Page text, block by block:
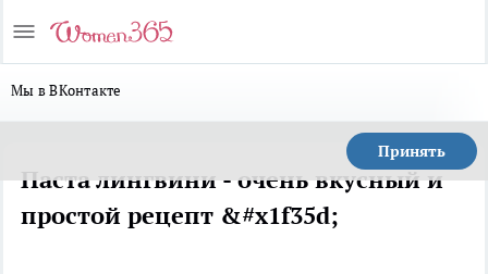
Мы в ВКонтакте
Принять
Паста лингвини - очень вкусный и
простой рецепт &#x1f35d;